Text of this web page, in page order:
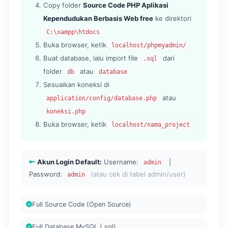
Copy folder Source Code PHP Aplikasi
Kependudukan Berbasis Web free ke direktori
C:\xampp\htdocs
Buka browser, ketik localhost/phpmyadmin/
Buat database, lalu import file .sql
dari
folder
db atau database
Sesuaikan koneksi di
application/config/database.php atau
koneksi.php
Buka browser, ketik localhost/nama_project
Akun Login Default: Username: admin
Password:
admin (atau cek di tabel admin/user)
Full Source Code (Open Source)